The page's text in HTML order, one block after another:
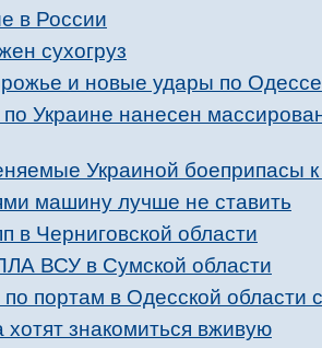
в России
сухогруз
и новые удары по Одессе
Украине нанесен
Украиной боеприпасы
машину лучше не ставить
в Черниговской области
ВСУ в Сумской области
портам в Одесской области
знакомиться вживую